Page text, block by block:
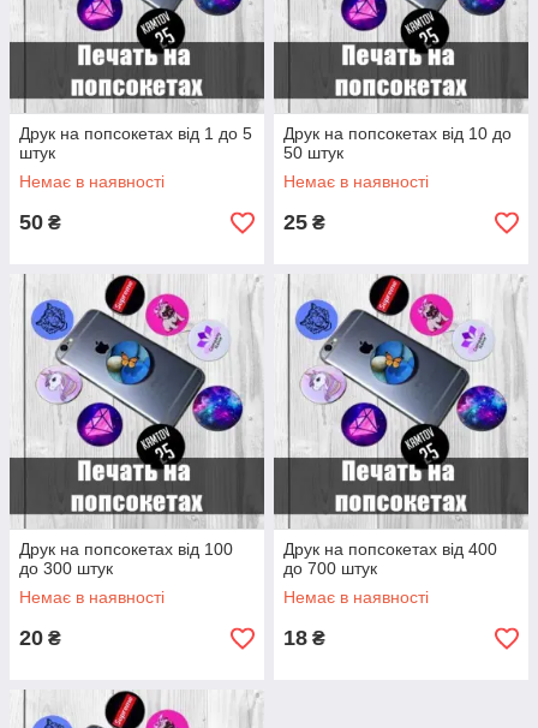
Друк на попсокетах від 1 до 5
штук
Немає в наявності
50 ₴
Друк на попсокетах від 10 до
50 штук
Немає в наявності
25 ₴
Друк на попсокетах від 100
до 300 штук
Немає в наявності
20 ₴
Друк на попсокетах від 400
до 700 штук
Немає в наявності
18 ₴